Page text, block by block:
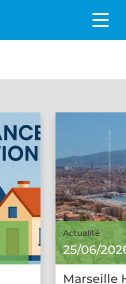
Actualité
25/06/
Marseille